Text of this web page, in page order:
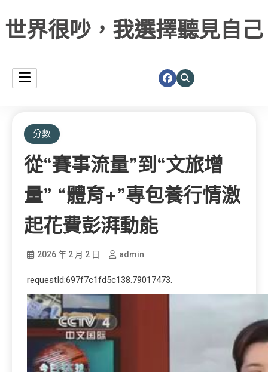
世界很吵，我選擇聽見自己
分數
從“賽事流量”到“文旅增
量” “體育+”專包養行情激
起花費彭湃動能
2026 年 2 月 2 日 admin
requestId:697f7c1fd5c138.79017473.